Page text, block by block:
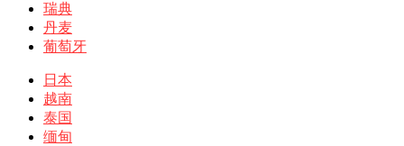
瑞典
丹麦
葡萄牙
日本
越南
泰国
缅甸